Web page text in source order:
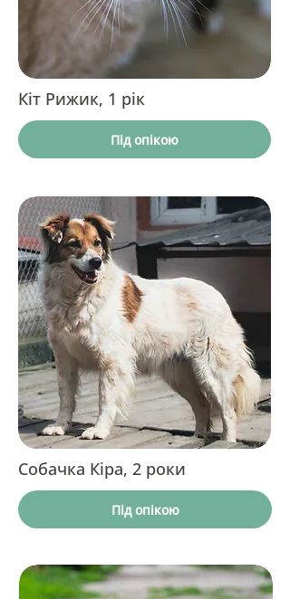
Кіт Рижик, 1 рік
Під опікою
Собачка Кіра, 2 роки
Під опікою